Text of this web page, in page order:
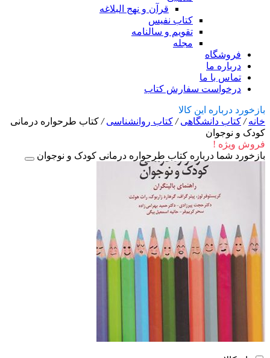
قرآن و نهج البلاغه
کتاب نفیس
تقویم و سالنامه
مجله
فروشگاه
درباره ما
تماس با ما
درخواست سفارش کتاب
بازخورد درباره این کالا
خانه/ کتاب دانشگاهی/ کتاب روانشناسی/ کتاب طرحواره درمانی
کودک و نوجوان
فروش ویژه !
بازخورد شما درباره کتاب طرحواره درمانی کودک و نوجوان